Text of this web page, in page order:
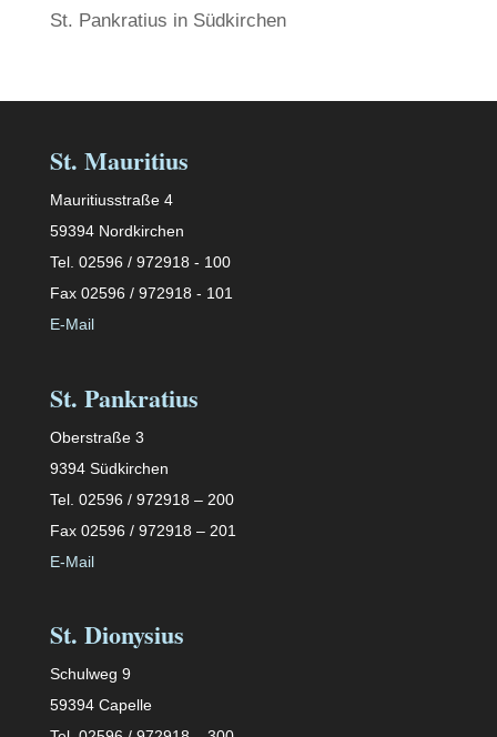
St. Pankratius in Südkirchen
St. Mauritius
Mauritiusstraße 4
59394 Nordkirchen
Tel. 02596 / 972918 - 100
Fax 02596 / 972918 - 101
E-Mail
St. Pankratius
Oberstraße 3
9394 Südkirchen
Tel. 02596 / 972918 – 200
Fax 02596 / 972918 – 201
E-Mail
St. Dionysius
Schulweg 9
59394 Capelle